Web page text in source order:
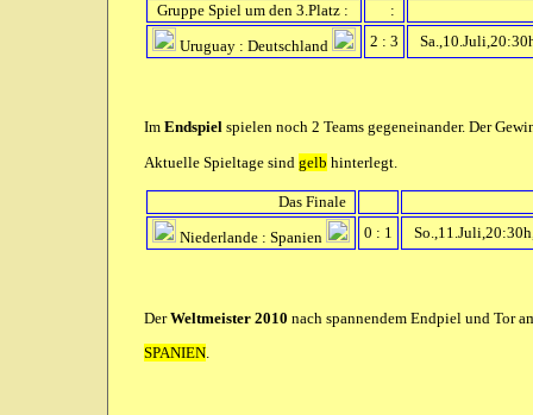
Gruppe Spiel um den 3.Platz :
:
Uruguay : Deutschland
2 : 3
Im Endspiel spielen noch 2 Teams gegeneinander. Der
Aktuelle Spieltage sind gelb hinterlegt.
Das Finale
Niederlande : Spanien
0 : 1
DerWeltmeister 2010 nach spannendem Endpiel und Tor
SPANIEN.